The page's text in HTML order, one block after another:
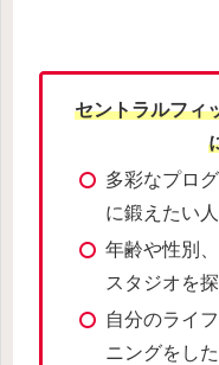
セントラルフィ
多彩なプロ
に鍛えたい人
年齢や性別
スタジオを
自分のライ
ニングをし